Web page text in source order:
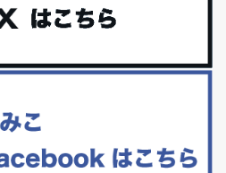
に今できる５つのこと。
方。 私も気づけばアラフィフ、これ
足りないのは海藻！
。&n...